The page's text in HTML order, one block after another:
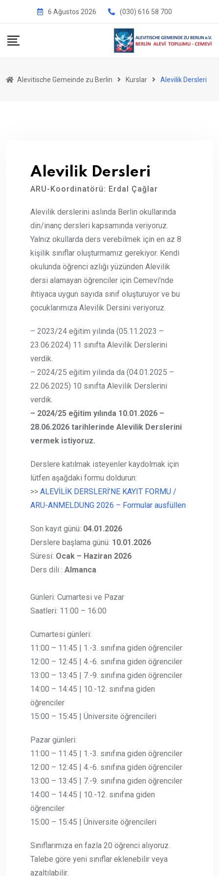
6 Ağustos 2026 (030) 616 58 700
Alevitische Gemeinde zu Berlin Kurslar Alevilik Dersleri
Alevilik Dersleri
ARU-Koordinatörü: Erdal Çağlar
Alevilik derslerini aslında Berlin okullarında
din/inanç dersleri kapsamında veriyoruz.
Yalnız okullarda ders verebilmek için en az 8
kişilik sınıflar oluşturmamız gerekiyor. Kendi
okulunda öğrenci azlığı yüzünden Alevilik
dersi alamayan öğrenciler için Cemevi’nde
ihtiyaca uygun sayıda sınıf oluşturuyor ve bu
çocuklarımıza Alevilik Dersini veriyoruz.
– 2023/24 eğitim yılında (05.11.2023 –
23.06.2024) 11 sınıfta Alevilik Derslerini
verdik.
– 2024/25 eğitim yılında da (04.01.2025 –
22.06.2025) 10 sınıfta Alevilik Derslerini
verdik.
– 2024/25 eğitim yılında 10.01.2026 –
28.06.2026 tarihlerinde Alevilik Derslerini
vermek istiyoruz.
Derslere katılmak isteyenler kaydolmak için
lütfen aşağdaki formu doldurun:
>> ALEVİLİK DERSLERİ’NE KAYIT FORMU /
ARU-ANMELDUNG 2026 – Formular ausfüllen
Son kayıt günü: 04.01.2026
Derslere başlama günü: 10.01.2026
Süresi: Ocak – Haziran 2026
Ders dili : Almanca
Günleri: Cumartesi ve Pazar
Saatleri: 11:00 – 16:00
Cumartesi günleri:
11:00 – 11:45 | 1.-3. sınıfına giden öğrenciler
12:00 – 12:45 | 4.-6. sınıfına giden öğrenciler
13:00 – 13:45 | 7.-9. sınıfına giden öğrenciler
14:00 – 14:45 | 10.-12. sınıfına giden
öğrenciler
15:00 – 15:45 | Üniversite öğrencileri
Pazar günleri:
11:00 – 11:45 | 1.-3. sınıfına giden öğrenciler
12:00 – 12:45 | 4.-6. sınıfına giden öğrenciler
13:00 – 13:45 | 7.-9. sınıfına giden öğrenciler
14:00 – 14:45 | 10.-12. sınıfına giden
öğrenciler
15:00 – 15:45 | Üniversite öğrencileri
Sınıflarımıza en fazla 20 öğrenci alıyoruz.
Talebe göre yeni sınıflar eklenebilir veya
azaltılabilir.